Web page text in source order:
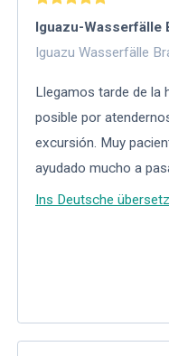
Iguazu-Wasserfälle
Iguazu Wasserfälle
Llegamos tarde de la
posible por
excursión. Muy
ayudado mucho a
Ins Deutsche